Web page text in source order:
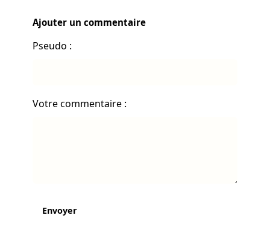
Ajouter un commentaire
Pseudo :
Votre commentaire :
Envoyer